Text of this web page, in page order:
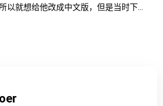
以就想给他改成中文版，但是当时下载
选择，所以从官网重新下载了一个，之
的目录下就可以了。 但是换成新的版